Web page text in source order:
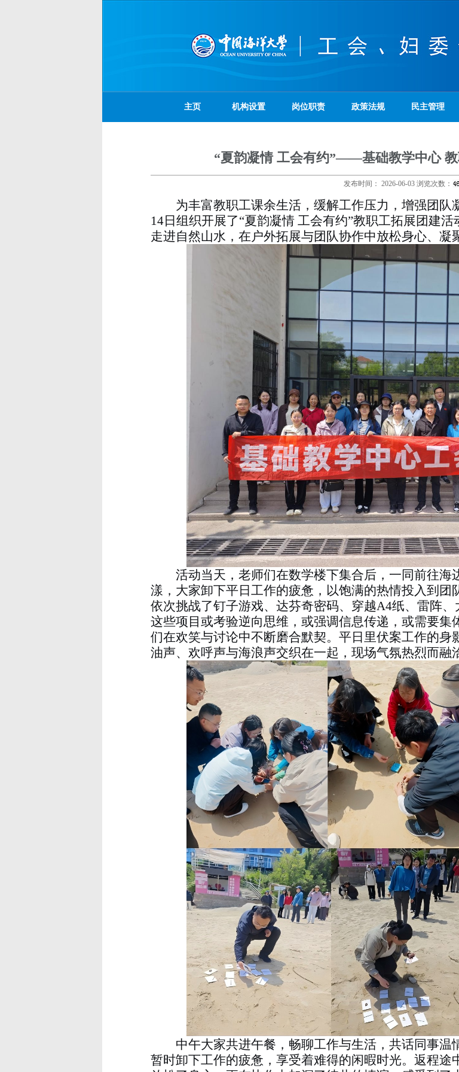
主页 机构设置 岗位职责 政策法规 民主管理
“夏韵凝情 工会有约”——基础教学中心
发布时间： 2026-06-03 浏览次数：
为丰富教职工课余生活，缓解工作压力，增强团队
14日组织开展了“夏韵凝情 工会有约”教职工拓展团建
走进自然山水，在户外拓展与团队协作中放松身心、凝
活动当天，老师们在数学楼下集合后，一同前往海
漾，大家卸下平日工作的疲惫，以饱满的热情投入到团
依次挑战了钉子游戏、达芬奇密码、穿越A4纸、雷阵、
这些项目或考验逆向思维，或强调信息传递，或需要
们在欢笑与讨论中不断磨合默契。平日里伏案工作的身
油声、欢呼声与海浪声交织在一起，现场气氛热烈而融
中午大家共进午餐，畅聊工作与生活，共话同事温
暂时卸下工作的疲惫，享受着难得的闲暇时光。返程途